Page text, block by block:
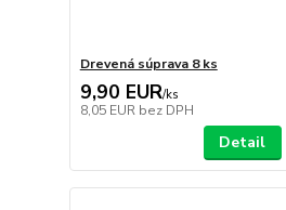
Drevená súprava 8 ks
9,90 EUR/ks
8,05 EUR bez DPH
Detail